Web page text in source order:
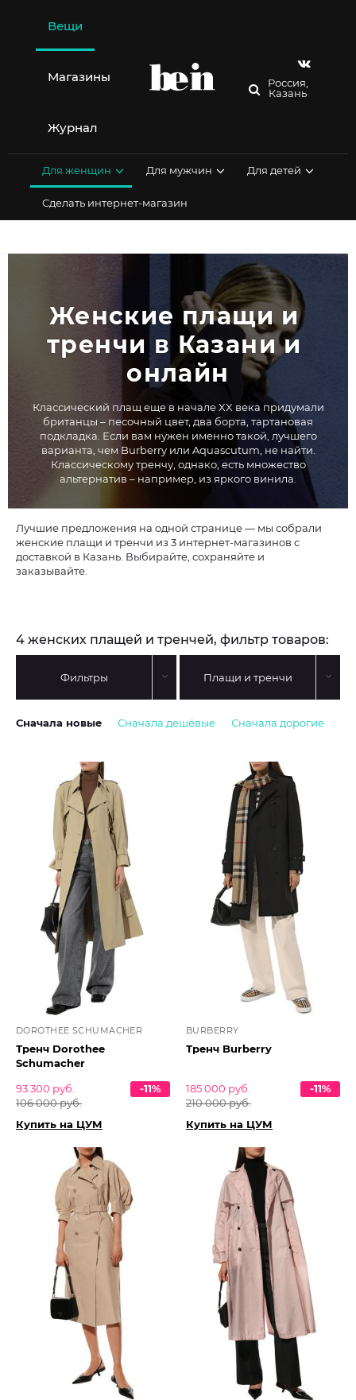
содержимому
Вещи
Магазины
Журнал
Россия,
Казань
Для женщин Для мужчин Для детей
Сделать интернет-магазин
Женские плащи и
тренчи в Казани и
онлайн
Классический плащ еще в начале XX века придумали
британцы – песочный цвет, два борта, тартановая
подкладка. Если вам нужен именно такой, лучшего
варианта, чем Burberry или Aquascutum, не найти.
Классическому тренчу, однако, есть множество
альтернатив – например, из яркого винила.
Лучшие предложения на одной странице — мы собрали
женские плащи и тренчи из 3 интернет-магазинов с
доставкой в Казань. Выбирайте, сохраняйте и
заказывайте.
4 женских плащей и тренчей, фильтр товаров:
Фильтры Плащи и тренчи
Сначала новые Сначала дешёвые Сначала дорогие
DOROTHEE SCHUMACHER
Тренч Dorothee
Schumacher
93 300 руб.
106 000 руб.
-11%
Купить на ЦУМ
BURBERRY
Тренч Burberry
185 000 руб.
210 000 руб.
-11%
Купить на ЦУМ